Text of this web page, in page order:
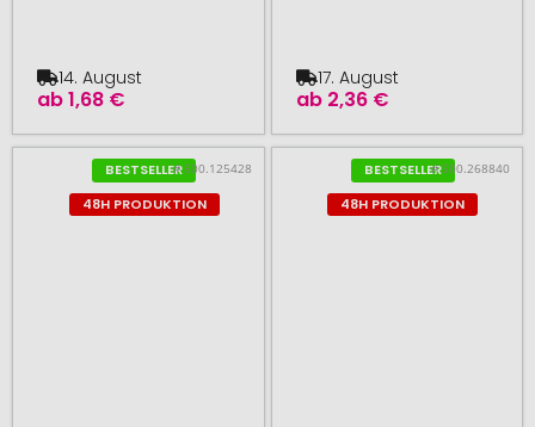
ab1,68 €
14. August
ab 2,36 €
17. August
BESTSELLER
48H PRODUKTION
# 500.125428
BESTSELLER
48H PRODUKTION
# 500.268840